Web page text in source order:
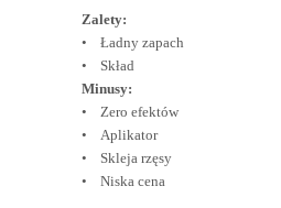
Zalety:
• Ładny zapach
• Skład
Minusy:
• Zero efektów
• Aplikator
• Skleja rzęsy
• Niska cena